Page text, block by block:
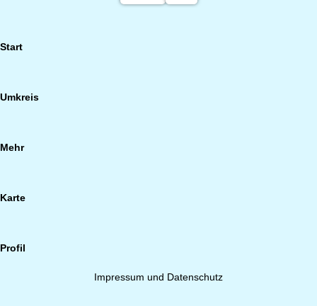
Start
Umkreis
Mehr
Karte
Profil
Impressum und Datenschutz